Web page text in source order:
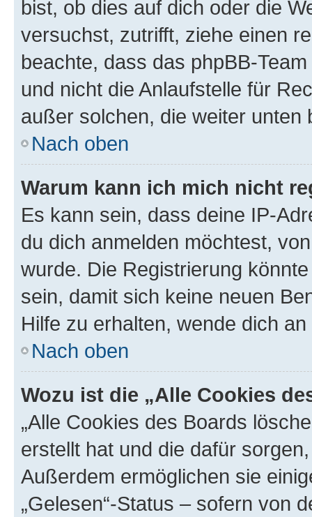
bist, ob dies auf dich oder die
versuchst, zutrifft, ziehe einen
beachte, dass das phpBB-
und nicht die Anlaufstelle für
außer solchen, die weiter unten
Nach oben
Warum kann ich mich nicht
Es kann sein, dass deine IP-
du dich anmelden möchtest,
wurde. Die Registrierung
sein, damit sich keine neuen
Hilfe zu erhalten, wende dich
Nach oben
Wozu ist die „Alle Cookies
„Alle Cookies des Boards
erstellt hat und die dafür
Außerdem ermöglichen sie
„Gelesen“-Status – sofern von